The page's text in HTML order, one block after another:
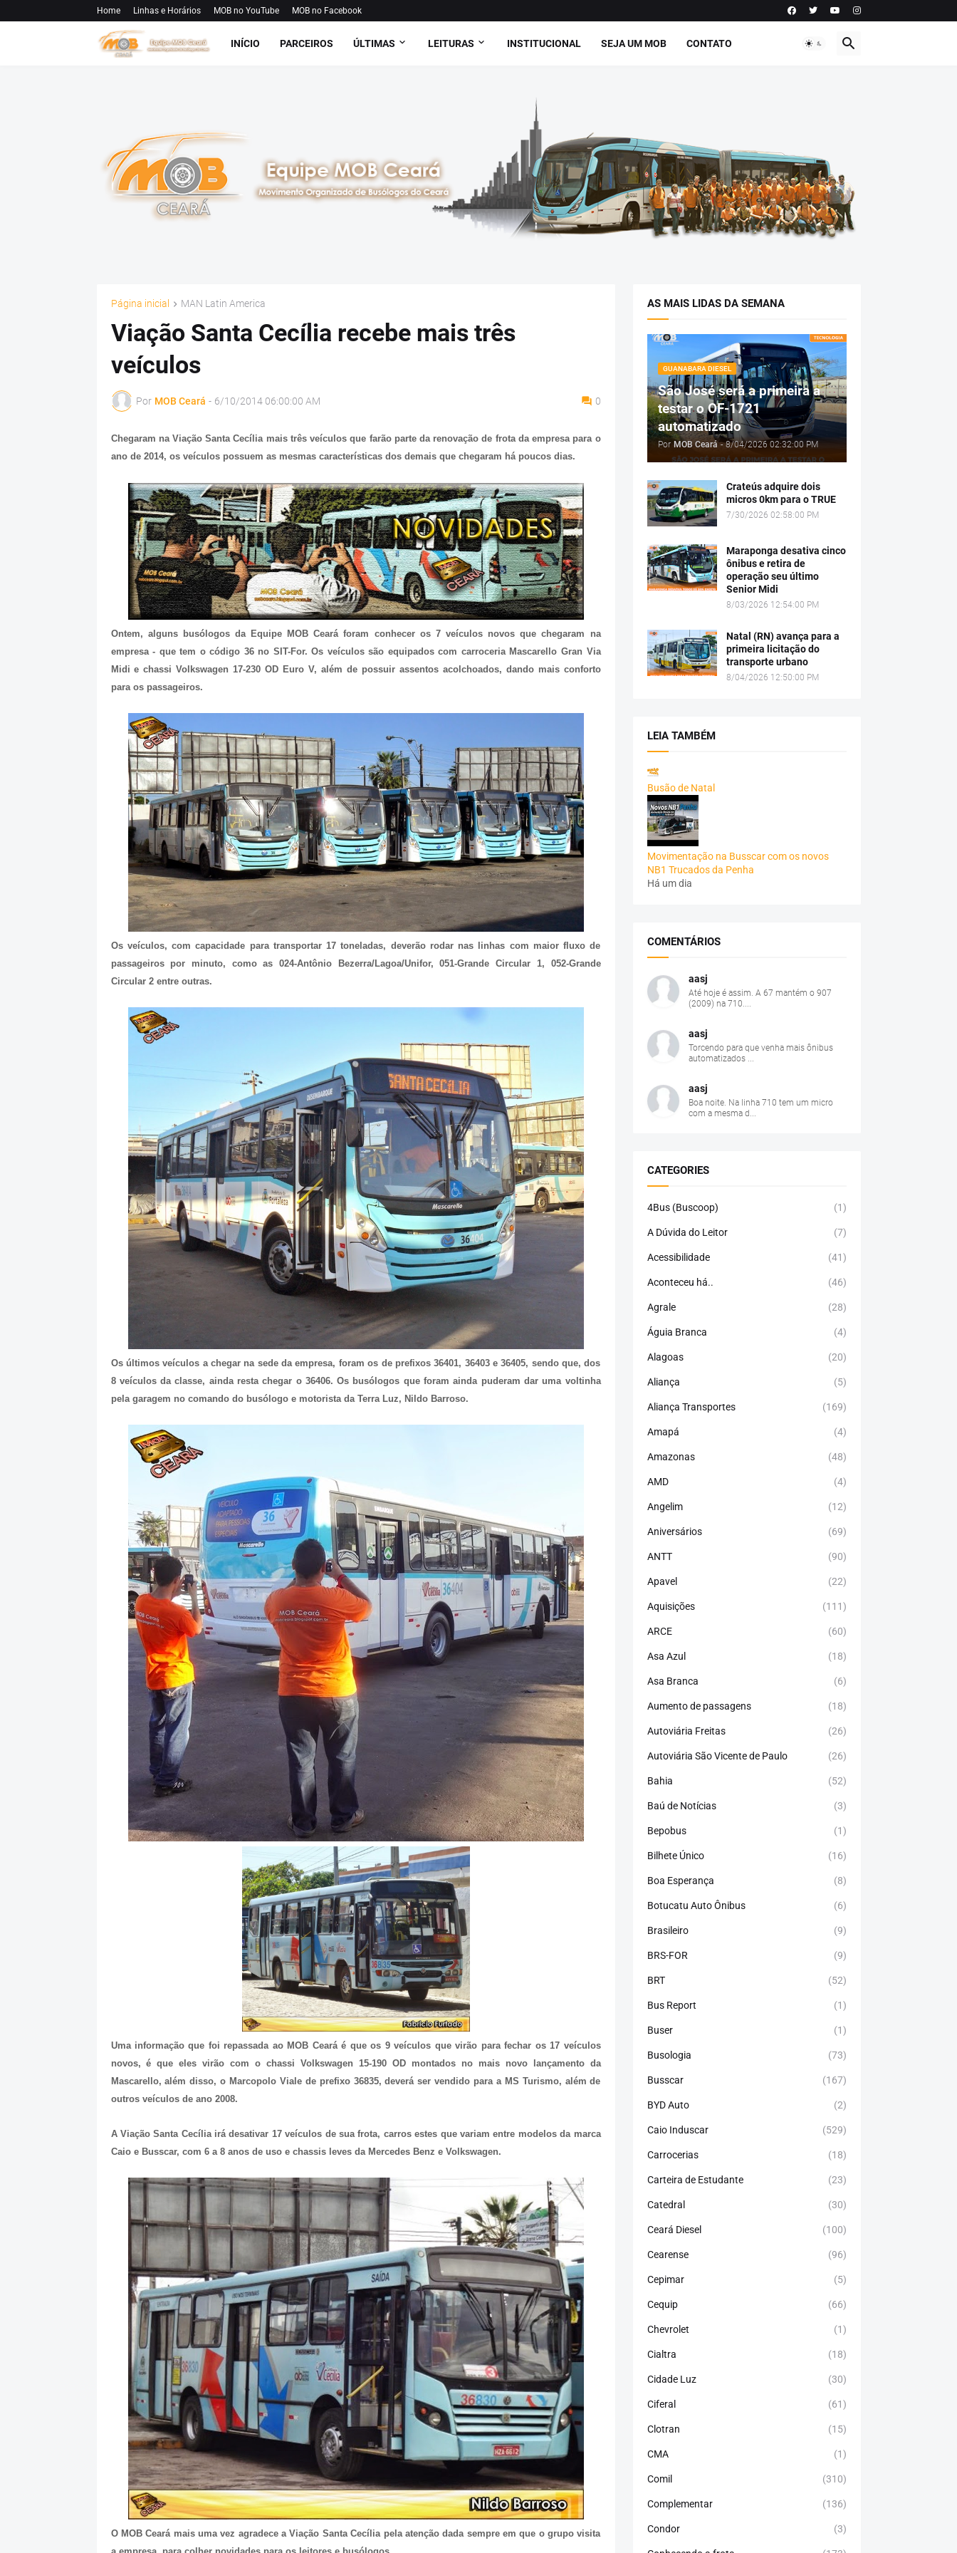
Home Linhas e Horários MOB no YouTube MOB no Facebook
INÍCIO PARCEIROS ÚLTIMAS LEITURAS INSTITUCIONAL SEJA UM MOB CONTATO
Página inicial MAN Latin America
Viação Santa Cecília recebe mais três
veículos
Por MOB Ceará - 6/10/2014 06:00:00 AM 0
Chegaram na Viação Santa Cecília mais três veículos que farão parte da renovação de frota da empresa para o
ano de 2014, os veículos possuem as mesmas características dos demais que chegaram há poucos dias.
Ontem, alguns busólogos da Equipe MOB Ceará foram conhecer os 7 veículos novos que chegaram na
empresa - que tem o código 36 no SIT-For. Os veículos são equipados com carroceria Mascarello Gran Via
Midi e chassi Volkswagen 17-230 OD Euro V, além de possuir assentos acolchoados, dando mais conforto
para os passageiros.
Os veículos, com capacidade para transportar 17 toneladas, deverão rodar nas linhas com maior fluxo de
passageiros por minuto, como as 024-Antônio Bezerra/Lagoa/Unifor, 051-Grande Circular 1, 052-Grande
Circular 2 entre outras.
Os últimos veículos a chegar na sede da empresa, foram os de prefixos 36401, 36403 e 36405, sendo que, dos
8 veículos da classe, ainda resta chegar o 36406. Os busólogos que foram ainda puderam dar uma voltinha
pela garagem no comando do busólogo e motorista da Terra Luz, Nildo Barroso.
Uma informação que foi repassada ao MOB Ceará é que os 9 veículos que virão para fechar os 17 veículos
novos, é que eles virão com o chassi Volkswagen 15-190 OD montados no mais novo lançamento da
Mascarello, além disso, o Marcopolo Viale de prefixo 36835, deverá ser vendido para a MS Turismo, além de
outros veículos de ano 2008.
A Viação Santa Cecília irá desativar 17 veículos de sua frota, carros estes que variam entre modelos da marca
Caio e Busscar, com 6 a 8 anos de uso e chassis leves da Mercedes Benz e Volkswagen.
O MOB Ceará mais uma vez agradece a Viação Santa Cecília pela atenção dada sempre em que o grupo visita
AS MAIS LIDAS DA SEMANA
GUANABARA DIESEL
São José será a primeira a
testar o OF-1721
automatizado
Por MOB Ceará - 8/04/2026 02:32:00 PM
Crateús adquire dois
micros 0km para o TRUE
7/30/2026 02:58:00 PM
Maraponga desativa cinco
ônibus e retira de
operação seu último
Senior Midi
8/03/2026 12:54:00 PM
Natal (RN) avança para a
primeira licitação do
transporte urbano
8/04/2026 12:50:00 PM
LEIA TAMBÉM
Busão de Natal
Movimentação na Busscar com os novos
NB1 Trucados da Penha
Há um dia
COMENTÁRIOS
aasj
Até hoje é assim. A 67 mantém o 907
(2009) na 710....
aasj
Torcendo para que venha mais ônibus
automatizados ...
aasj
Boa noite. Na linha 710 tem um micro
com a mesma d...
CATEGORIES
4Bus (Buscoop) (1)
A Dúvida do Leitor (7)
Acessibilidade (41)
Aconteceu há.. (46)
Agrale (28)
Águia Branca (4)
Alagoas (20)
Aliança (5)
Aliança Transportes (169)
Amapá (4)
Amazonas (48)
AMD (4)
Angelim (12)
Aniversários (69)
ANTT (90)
Apavel (22)
Aquisições (111)
ARCE (60)
Asa Azul (18)
Asa Branca (6)
Aumento de passagens (18)
Autoviária Freitas (26)
Autoviária São Vicente de Paulo (26)
Bahia (52)
Baú de Notícias (3)
Bepobus (1)
Bilhete Único (16)
Boa Esperança (8)
Botucatu Auto Ônibus (6)
Brasileiro (9)
BRS-FOR (9)
BRT (52)
Bus Report (1)
Buser (1)
Busologia (73)
Busscar (167)
BYD Auto (2)
Caio Induscar (529)
Carrocerias (18)
Carteira de Estudante (23)
Catedral (30)
Ceará Diesel (100)
Cearense (96)
Cepimar (5)
Cequip (66)
Chevrolet (1)
Cialtra (18)
Cidade Luz (30)
Ciferal (61)
Clotran (15)
CMA (1)
Comil (310)
Complementar (136)
Condor (3)